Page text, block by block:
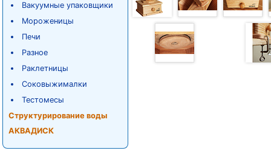
Вакуумные упаковщики
Мороженицы
Печи
Разное
Раклетницы
Соковыжималки
Тестомесы
Структурирование воды
АКВАДИСК